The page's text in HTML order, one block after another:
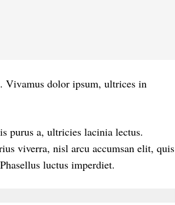
Vivamus dolor ipsum, ultrices in
purus a, ultricies lacinia lectus.
viverra, nisl arcu accumsan elit, quis
luctus imperdiet.